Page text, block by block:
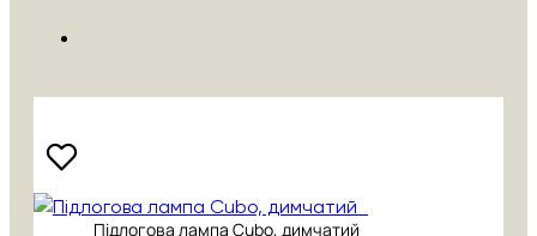
Підлогова лампа Cubo, димчатий_